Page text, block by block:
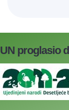
UN proglasio